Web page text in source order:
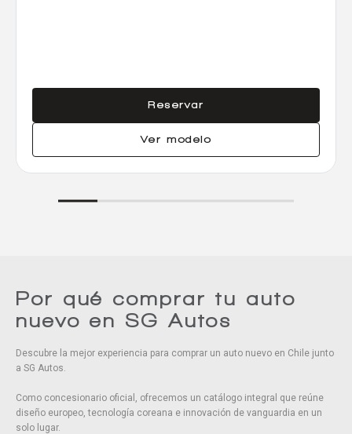
Reservar
Ver modelo
Por qué comprar tu auto
nuevo en SG Autos
Descubre la mejor experiencia para comprar un auto nuevo en Chile junto
a SG Autos.
Como concesionario oficial, ofrecemos un catálogo integral que reúne
diseño europeo, tecnología coreana e innovación de vanguardia en un
solo lugar.